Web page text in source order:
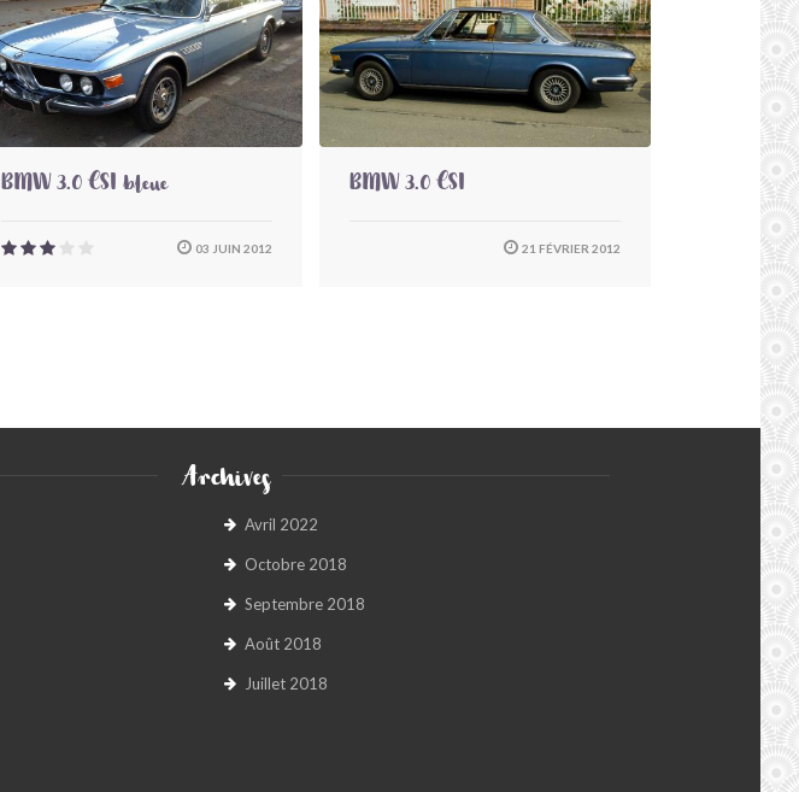
BMW 3.0 CSI bleue
03 JUIN 2012
BMW 3.0 CSI
21 FÉVRIER 2012
Archives
Avril 2022
Octobre 2018
Septembre 2018
Août 2018
Juillet 2018